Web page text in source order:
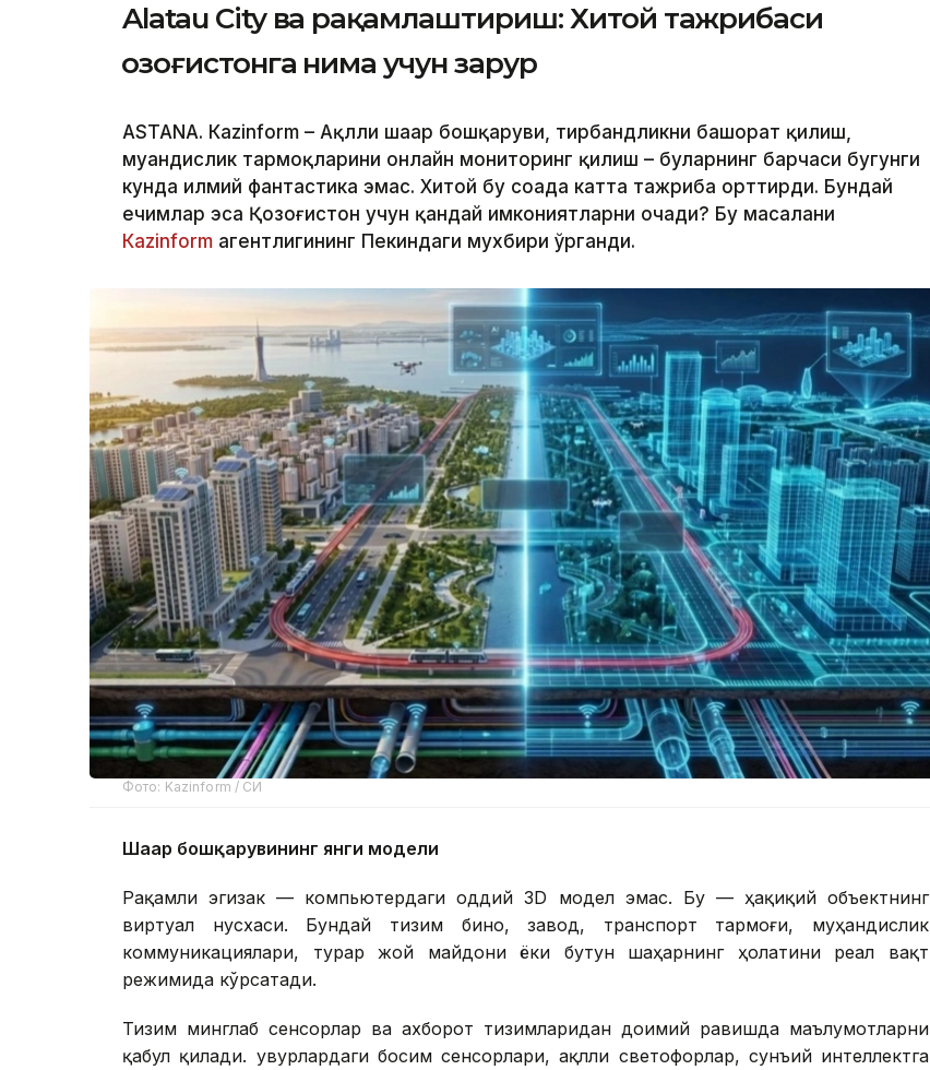
Alatau City ва рақамлаштириш: Хитой тажрибаси
Қозоғистонга нима учун зарур
ASTANА. Кazinform – Ақлли шаҳар бошқаруви, тирбандликни башорат қилиш,
муҳандислик тармоқларини онлайн мониторинг қилиш – буларнинг барчаси бугунги
кунда илмий фантастика эмас. Хитой бу соҳада катта тажриба орттирди. Бундай
ечимлар эса Қозоғистон учун қандай имкониятларни очади? Бу масалани
Кazinform агентлигининг Пекиндаги мухбири ўрганди.
Фото: Kazinform / СИ
Шаҳар бошқарувининг янги модели
Рақамли эгизак — компьютердаги оддий 3D модел эмас. Бу — ҳақиқий объектнинг
виртуал нусхаси. Бундай тизим бино, завод, транспорт тармоғи, муҳандислик
коммуникациялари, турар жой майдони ёки бутун шаҳарнинг ҳолатини реал вақт
режимида кўрсатади.
Тизим минглаб сенсорлар ва ахборот тизимларидан доимий равишда маълумотларни
қабул қилади. Қувурлардаги босим сенсорлари, ақлли светофорлар, сунъий интеллектга